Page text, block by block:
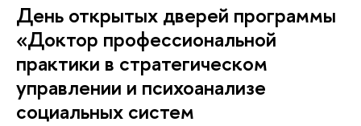
День открытых дверей программы
«Доктор профессиональной
практики в стратегическом
управлении и психоанализе
социальных систем